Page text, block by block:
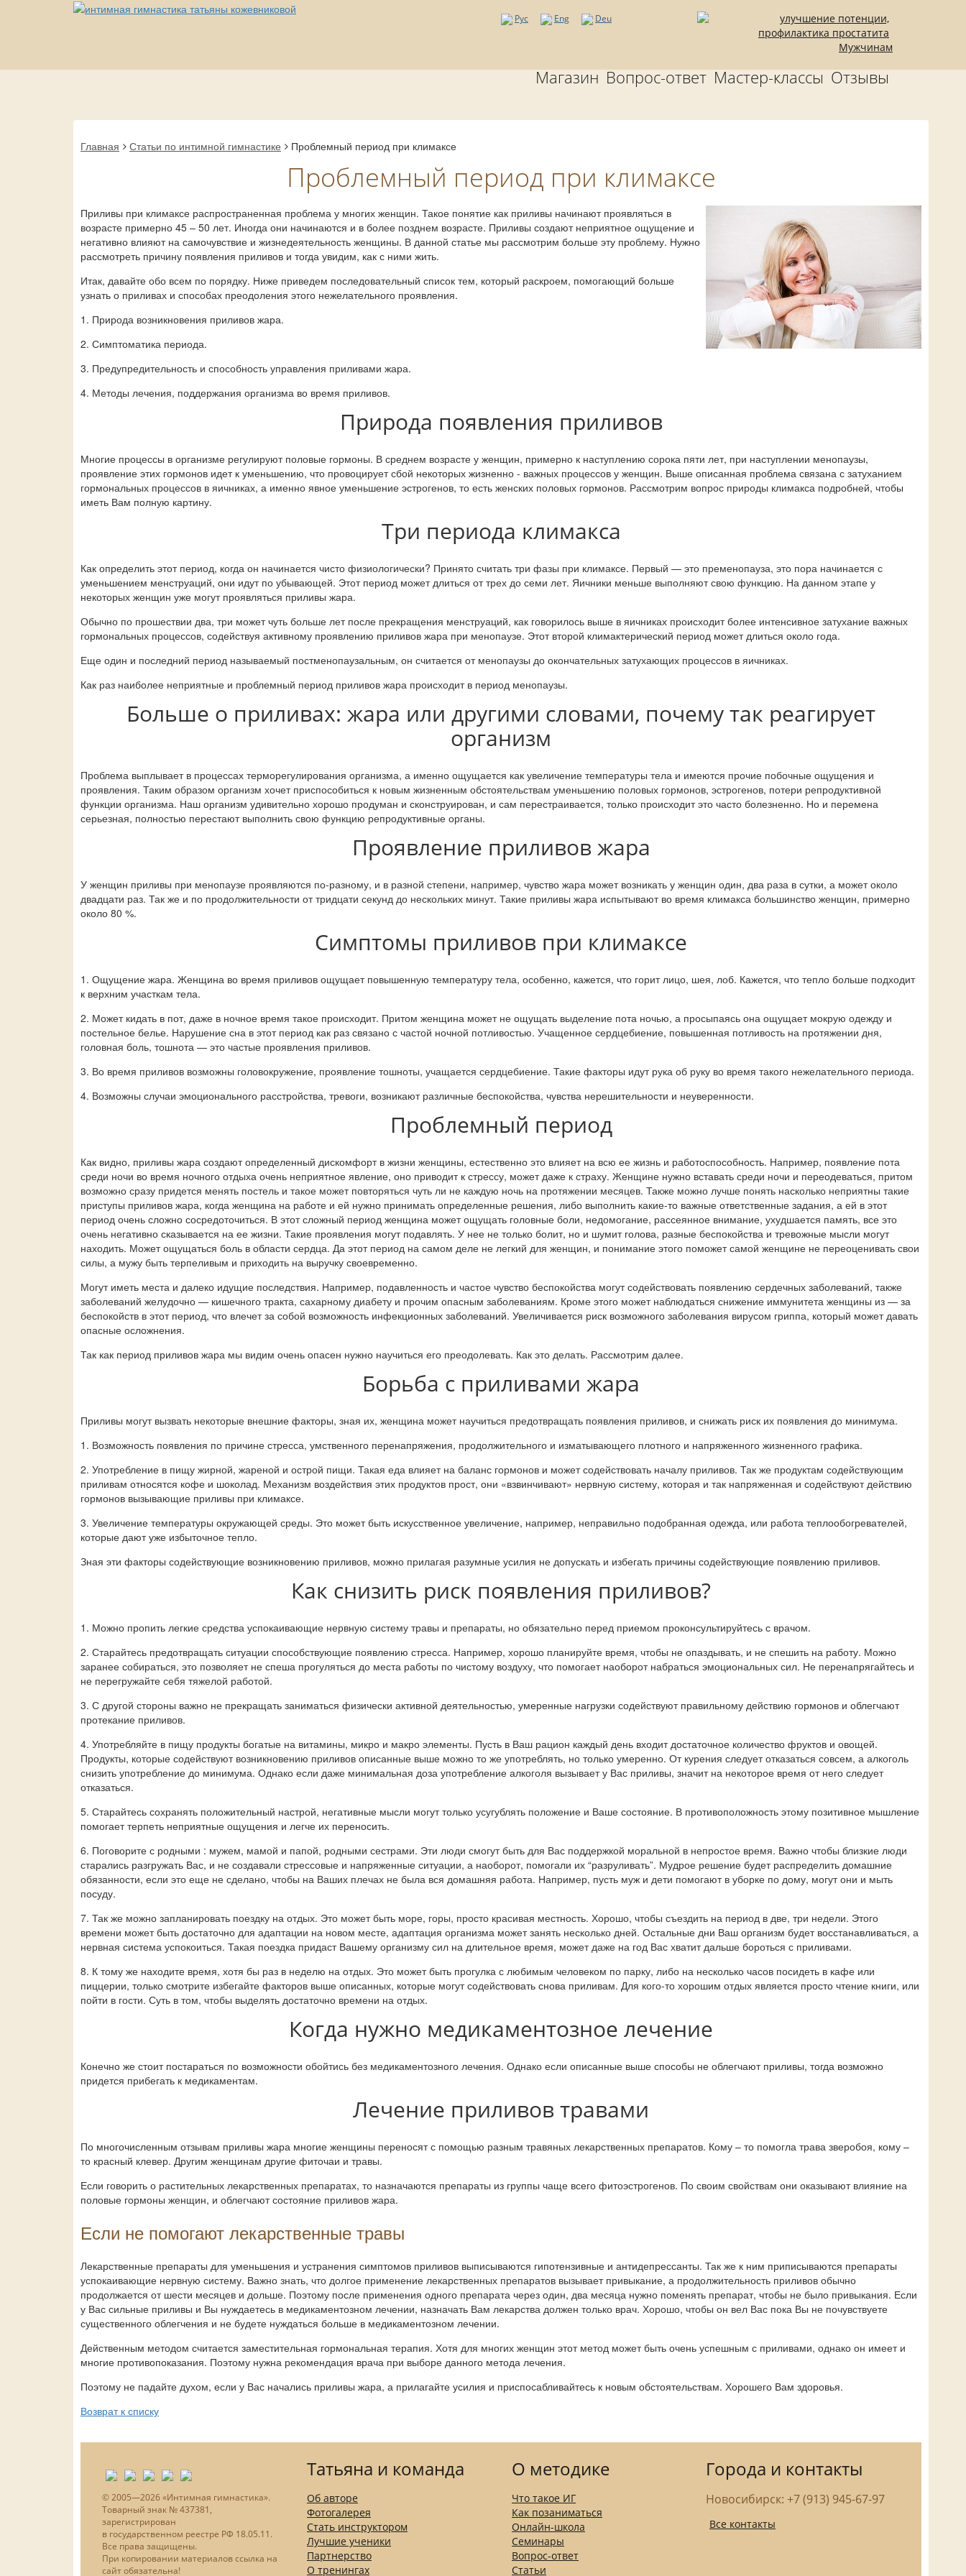
Рус Eng Deu
Мужчинам
Магазин Вопрос-ответ Мастер-классы Отзывы
Главная Статьи по интимной гимнастике Проблемный период при климаксе
Проблемный период при климаксе
Приливы при климаксе распространенная проблема у многих женщин. Такое понятие как приливы начинают проявляться в
возрасте примерно 45 – 50 лет. Иногда они начинаются и в более позднем возрасте. Приливы создают неприятное ощущение и
негативно влияют на самочувствие и жизнедеятельность женщины. В данной статье мы рассмотрим больше эту проблему. Нужно
рассмотреть причину появления приливов и тогда увидим, как с ними жить.
Итак, давайте обо всем по порядку. Ниже приведем последовательный список тем, который раскроем, помогающий больше
узнать о приливах и способах преодоления этого нежелательного проявления.
1. Природа возникновения приливов жара.
2. Симптоматика периода.
3. Предупредительность и способность управления приливами жара.
4. Методы лечения, поддержания организма во время приливов.
Природа появления приливов
Многие процессы в организме регулируют половые гормоны. В среднем возрасте у женщин, примерно к наступлению сорока пяти лет, при наступлении менопаузы,
проявление этих гормонов идет к уменьшению, что провоцирует сбой некоторых жизненно - важных процессов у женщин. Выше описанная проблема связана с затуханием
гормональных процессов в яичниках, а именно явное уменьшение эстрогенов, то есть женских половых гормонов. Рассмотрим вопрос природы климакса подробней, чтобы
иметь Вам полную картину.
Три периода климакса
Как определить этот период, когда он начинается чисто физиологически? Принято считать три фазы при климаксе. Первый — это пременопауза, это пора начинается с
уменьшением менструаций, они идут по убывающей. Этот период может длиться от трех до семи лет. Яичники меньше выполняют свою функцию. На данном этапе у
некоторых женщин уже могут проявляться приливы жара.
Обычно по прошествии два, три может чуть больше лет после прекращения менструаций, как говорилось выше в яичниках происходит более интенсивное затухание важных
гормональных процессов, содействуя активному проявлению приливов жара при менопаузе. Этот второй климактерический период может длиться около года.
Еще один и последний период называемый постменопаузальным, он считается от менопаузы до окончательных затухающих процессов в яичниках.
Как раз наиболее неприятные и проблемный период приливов жара происходит в период менопаузы.
Больше о приливах: жара или другими словами, почему так реагирует
организм
Проблема выплывает в процессах терморегулирования организма, а именно ощущается как увеличение температуры тела и имеются прочие побочные ощущения и
проявления. Таким образом организм хочет приспособиться к новым жизненным обстоятельствам уменьшению половых гормонов, эстрогенов, потери репродуктивной
функции организма. Наш организм удивительно хорошо продуман и сконструирован, и сам перестраивается, только происходит это часто болезненно. Но и перемена
серьезная, полностью перестают выполнить свою функцию репродуктивные органы.
Проявление приливов жара
У женщин приливы при менопаузе проявляются по-разному, и в разной степени, например, чувство жара может возникать у женщин один, два раза в сутки, а может около
двадцати раз. Так же и по продолжительности от тридцати секунд до нескольких минут. Такие приливы жара испытывают во время климакса большинство женщин, примерно
около 80 %.
Симптомы приливов при климаксе
1. Ощущение жара. Женщина во время приливов ощущает повышенную температуру тела, особенно, кажется, что горит лицо, шея, лоб. Кажется, что тепло больше подходит
к верхним участкам тела.
2. Может кидать в пот, даже в ночное время такое происходит. Притом женщина может не ощущать выделение пота ночью, а просыпаясь она ощущает мокрую одежду и
постельное белье. Нарушение сна в этот период как раз связано с частой ночной потливостью. Учащенное сердцебиение, повышенная потливость на протяжении дня,
головная боль, тошнота — это частые проявления приливов.
3. Во время приливов возможны головокружение, проявление тошноты, учащается сердцебиение. Такие факторы идут рука об руку во время такого нежелательного периода.
4. Возможны случаи эмоционального расстройства, тревоги, возникают различные беспокойства, чувства нерешительности и неуверенности.
Проблемный период
Как видно, приливы жара создают определенный дискомфорт в жизни женщины, естественно это влияет на всю ее жизнь и работоспособность. Например, появление пота
среди ночи во время ночного отдыха очень неприятное явление, оно приводит к стрессу, может даже к страху. Женщине нужно вставать среди ночи и переодеваться, притом
возможно сразу придется менять постель и такое может повторяться чуть ли не каждую ночь на протяжении месяцев. Также можно лучше понять насколько неприятны такие
приступы приливов жара, когда женщина на работе и ей нужно принимать определенные решения, либо выполнить какие-то важные ответственные задания, а ей в этот
период очень сложно сосредоточиться. В этот сложный период женщина может ощущать головные боли, недомогание, рассеянное внимание, ухудшается память, все это
очень негативно сказывается на ее жизни. Такие проявления могут подавлять. У нее не только болит, но и шумит голова, разные беспокойства и тревожные мысли могут
находить. Может ощущаться боль в области сердца. Да этот период на самом деле не легкий для женщин, и понимание этого поможет самой женщине не переоценивать свои
силы, а мужу быть терпеливым и приходить на выручку своевременно.
Могут иметь места и далеко идущие последствия. Например, подавленность и частое чувство беспокойства могут содействовать появлению сердечных заболеваний, также
заболеваний желудочно — кишечного тракта, сахарному диабету и прочим опасным заболеваниям. Кроме этого может наблюдаться снижение иммунитета женщины из — за
беспокойств в этот период, что влечет за собой возможность инфекционных заболеваний. Увеличивается риск возможного заболевания вирусом гриппа, который может давать
опасные осложнения.
Так как период приливов жара мы видим очень опасен нужно научиться его преодолевать. Как это делать. Рассмотрим далее.
Борьба с приливами жара
Приливы могут вызвать некоторые внешние факторы, зная их, женщина может научиться предотвращать появления приливов, и снижать риск их появления до минимума.
1. Возможность появления по причине стресса, умственного перенапряжения, продолжительного и изматывающего плотного и напряженного жизненного графика.
2. Употребление в пищу жирной, жареной и острой пищи. Такая еда влияет на баланс гормонов и может содействовать началу приливов. Так же продуктам содействующим
приливам относятся кофе и шоколад. Механизм воздействия этих продуктов прост, они «взвинчивают» нервную систему, которая и так напряженная и содействуют действию
гормонов вызывающие приливы при климаксе.
3. Увеличение температуры окружающей среды. Это может быть искусственное увеличение, например, неправильно подобранная одежда, или работа теплообогревателей,
которые дают уже избыточное тепло.
Зная эти факторы содействующие возникновению приливов, можно прилагая разумные усилия не допускать и избегать причины содействующие появлению приливов.
Как снизить риск появления приливов?
1. Можно пропить легкие средства успокаивающие нервную систему травы и препараты, но обязательно перед приемом проконсультируйтесь с врачом.
2. Старайтесь предотвращать ситуации способствующие появлению стресса. Например, хорошо планируйте время, чтобы не опаздывать, и не спешить на работу. Можно
заранее собираться, это позволяет не спеша прогуляться до места работы по чистому воздуху, что помогает наоборот набраться эмоциональных сил. Не перенапрягайтесь и
не перегружайте себя тяжелой работой.
3. С другой стороны важно не прекращать заниматься физически активной деятельностью, умеренные нагрузки содействуют правильному действию гормонов и облегчают
протекание приливов.
4. Употребляйте в пищу продукты богатые на витамины, микро и макро элементы. Пусть в Ваш рацион каждый день входит достаточное количество фруктов и овощей.
Продукты, которые содействуют возникновению приливов описанные выше можно то же употреблять, но только умеренно. От курения следует отказаться совсем, а алкоголь
снизить употребление до минимума. Однако если даже минимальная доза употребление алкоголя вызывает у Вас приливы, значит на некоторое время от него следует
отказаться.
5. Старайтесь сохранять положительный настрой, негативные мысли могут только усугублять положение и Ваше состояние. В противоположность этому позитивное мышление
помогает терпеть неприятные ощущения и легче их переносить.
6. Поговорите с родными : мужем, мамой и папой, родными сестрами. Эти люди смогут быть для Вас поддержкой моральной в непростое время. Важно чтобы близкие люди
старались разгружать Вас, и не создавали стрессовые и напряженные ситуации, а наоборот, помогали их “разруливать”. Мудрое решение будет распределить домашние
обязанности, если это еще не сделано, чтобы на Ваших плечах не была вся домашняя работа. Например, пусть муж и дети помогают в уборке по дому, могут они и мыть
посуду.
7. Так же можно запланировать поездку на отдых. Это может быть море, горы, просто красивая местность. Хорошо, чтобы съездить на период в две, три недели. Этого
времени может быть достаточно для адаптации на новом месте, адаптация организма может занять несколько дней. Остальные дни Ваш организм будет восстанавливаться, а
нервная система успокоиться. Такая поездка придаст Вашему организму сил на длительное время, может даже на год Вас хватит дальше бороться с приливами.
8. К тому же находите время, хотя бы раз в неделю на отдых. Это может быть прогулка с любимым человеком по парку, либо на несколько часов посидеть в кафе или
пиццерии, только смотрите избегайте факторов выше описанных, которые могут содействовать снова приливам. Для кого-то хорошим отдых является просто чтение книги, или
пойти в гости. Суть в том, чтобы выделять достаточно времени на отдых.
Когда нужно медикаментозное лечение
Конечно же стоит постараться по возможности обойтись без медикаментозного лечения. Однако если описанные выше способы не облегчают приливы, тогда возможно
придется прибегать к медикаментам.
Лечение приливов травами
По многочисленным отзывам приливы жара многие женщины переносят с помощью разным травяных лекарственных препаратов. Кому – то помогла трава зверобоя, кому –
то красный клевер. Другим женщинам другие фиточаи и травы.
Если говорить о растительных лекарственных препаратах, то назначаются препараты из группы чаще всего фитоэстрогенов. По своим свойствам они оказывают влияние на
половые гормоны женщин, и облегчают состояние приливов жара.
Если не помогают лекарственные травы
Лекарственные препараты для уменьшения и устранения симптомов приливов выписываются гипотензивные и антидепрессанты. Так же к ним приписываются препараты
успокаивающие нервную систему. Важно знать, что долгое применение лекарственных препаратов вызывает привыкание, а продолжительность приливов обычно
продолжается от шести месяцев и дольше. Поэтому после применения одного препарата через один, два месяца нужно поменять препарат, чтобы не было привыкания. Если
у Вас сильные приливы и Вы нуждаетесь в медикаментозном лечении, назначать Вам лекарства должен только врач. Хорошо, чтобы он вел Вас пока Вы не почувствуете
существенного облегчения и не будете нуждаться больше в медикаментозном лечении.
Действенным методом считается заместительная гормональная терапия. Хотя для многих женщин этот метод может быть очень успешным с приливами, однако он имеет и
многие противопоказания. Поэтому нужна рекомендация врача при выборе данного метода лечения.
Поэтому не падайте духом, если у Вас начались приливы жара, а прилагайте усилия и приспосабливайтесь к новым обстоятельствам. Хорошего Вам здоровья.
Возврат к списку
© 2005—2026 «Интимная гимнастика».
Товарный знак № 437381,
зарегистрирован
в государственном реестре РФ 18.05.11.
Все права защищены.
При копировании материалов ссылка на
сайт обязательна!
Татьяна и команда
Об авторе
Фотогалерея
Стать инструктором
Лучшие ученики
Партнерство
О тренингах
О методике
Что такое ИГ
Как позаниматься
Онлайн-школа
Семинары
Вопрос-ответ
Статьи
Города и контакты
Новосибирск: +7 (913) 945-67-97
Все контакты